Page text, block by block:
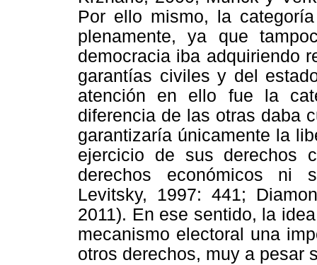
Por ello mismo, la
plenamente, ya que
democracia iba adquiriendo
garantías civiles y del
atención en ello fue la
diferencia de las otras daba
garantizaría únicamente la
ejercicio de sus
derechos económicos ni
Levitsky, 1997: 441;
2011). En ese sentido, la
mecanismo electoral una
otros derechos, muy a pesar